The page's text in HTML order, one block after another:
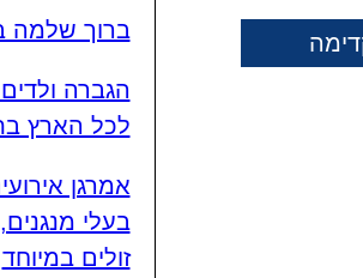
ברוך שלמה
הגברה
לכל הארץ
אמרגן
בעלי
זולים במיוחד